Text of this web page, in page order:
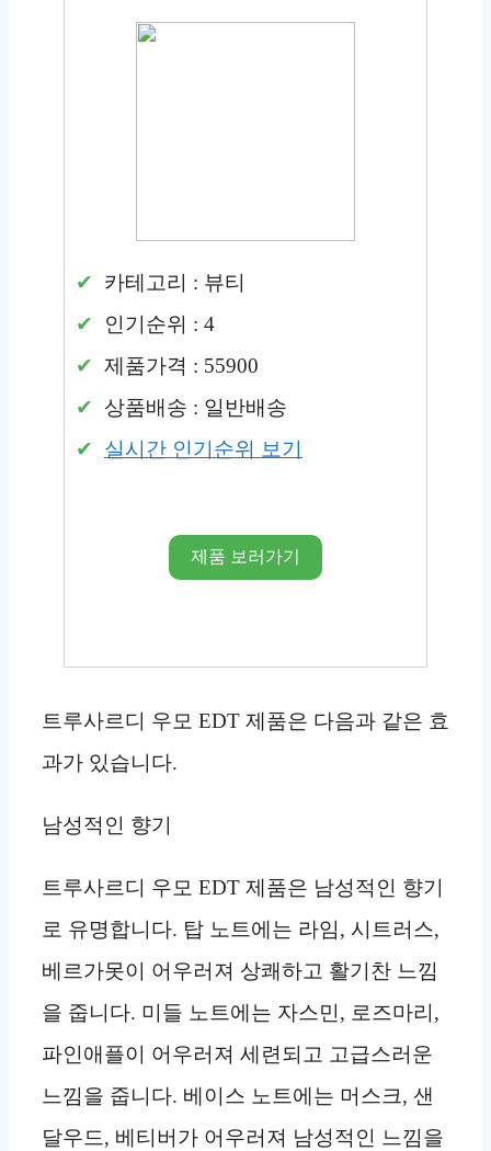
카테고리 : 뷰티
인기순위 : 4
제품가격 : 55900
상품배송 : 일반배송
실시간 인기순위 보기
제품 보러가기
트루사르디 우모 EDT 제품은 다음과 같은 효
과가 있습니다.
남성적인 향기
트루사르디 우모 EDT 제품은 남성적인 향기
로 유명합니다. 탑 노트에는 라임, 시트러스,
베르가못이 어우러져 상쾌하고 활기찬 느낌
을 줍니다. 미들 노트에는 자스민, 로즈마리,
파인애플이 어우러져 세련되고 고급스러운
느낌을 줍니다. 베이스 노트에는 머스크, 샌
달우드, 베티버가 어우러져 남성적인 느낌을